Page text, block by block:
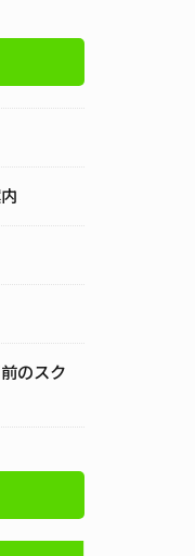
のスク